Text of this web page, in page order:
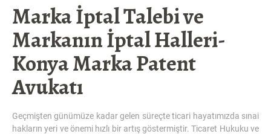
Marka İptal Talebi ve
Markanın İptal Halleri-
Konya Marka Patent
Avukatı
Geçmişten günümüze kadar gelen süreçte ticari hayatımızda sınai
hakların yeri ve önemi hızlı bir artış göstermiştir. Ticaret Hukuku ve